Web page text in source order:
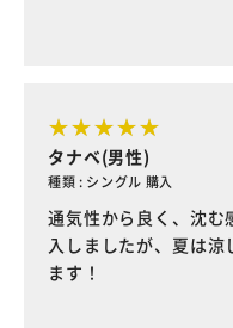
タナベ(男性)
種類 : シングル 購入
通気性から良く、沈む
入しましたが、夏は涼
ます！